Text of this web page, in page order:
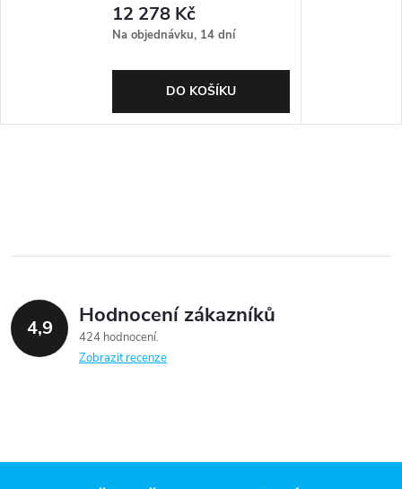
12 278 Kč
Na objednávku, 14 dní
DO KOŠÍKU
4,9 Hodnocení zákazníků
424 hodnocení
Zobrazit recenze